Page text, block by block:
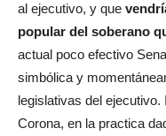
al ejecutivo, y que
popular del soberano
actual poco efectivo
simbólica y
legislativas del
Corona, en la practica